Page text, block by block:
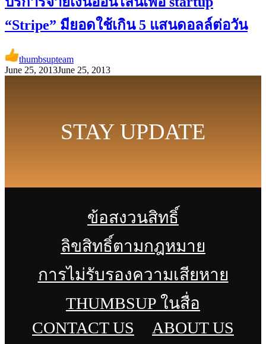
“Stripe” มียอดใช้เกิน 5 แสนดอลล์ต่อวัน
thumbsupteam
June 25, 2013June 25, 2013
STAY UPDATE
ข้อสงวนสิทธิ์
ลิขสิทธิ์ตามกฎหมาย
การไม่รับรองความเสียหาย
THUMBSUP ในสื่อ
CONTACT US
ABOUT US